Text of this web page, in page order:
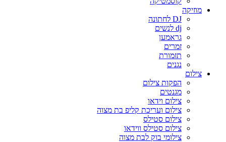
מוזיקה
DJ לחתונה
dj לנשים
גראמען
זמרים
תזמורת
נגנים
צילום
הפקות צילום
מגנטים
צילום וידאו
צילום ועריכת קליפ בת מצוה
צילום סטילס
צילום סטילס ווידאו
צילומי בוק לבת מצוה